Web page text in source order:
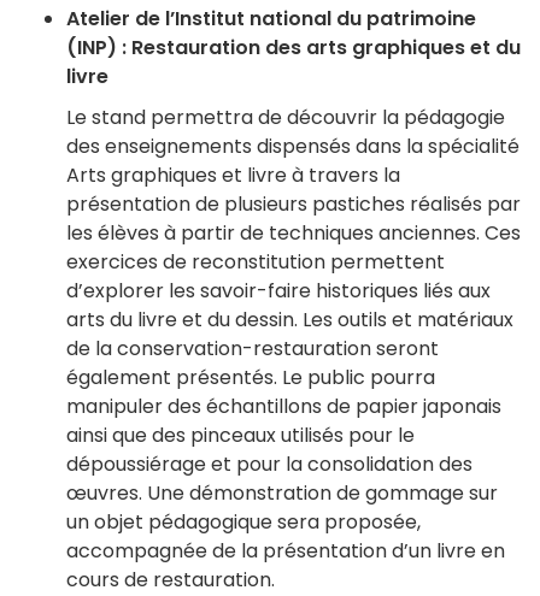
Atelier de l’Institut national du patrimoine
(INP) : Restauration des arts graphiques et du
livre
Le stand permettra de découvrir la pédagogie
des enseignements dispensés dans la spécialité
Arts graphiques et livre à travers la
présentation de plusieurs pastiches réalisés par
les élèves à partir de techniques anciennes. Ces
exercices de reconstitution permettent
d’explorer les savoir-faire historiques liés aux
arts du livre et du dessin. Les outils et matériaux
de la conservation-restauration seront
également présentés. Le public pourra
manipuler des échantillons de papier japonais
ainsi que des pinceaux utilisés pour le
dépoussiérage et pour la consolidation des
œuvres. Une démonstration de gommage sur
un objet pédagogique sera proposée,
accompagnée de la présentation d’un livre en
cours de restauration.